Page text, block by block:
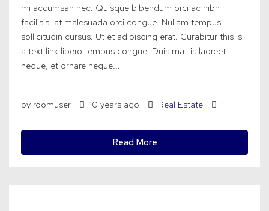
mi accumsan nec. Quisque bibendum orci ac nibh
facilisis, at malesuada orci congue. Nullam tempus
sollicitudin cursus. Ut et adipiscing erat. Curabitur this is
a text link libero tempus congue. Duis mattis laoreet
neque, et ornare neque...
by roomuser 10 years ago Real Estate 1
Read More